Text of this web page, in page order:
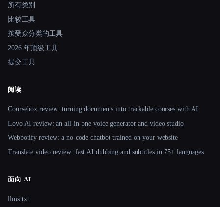
所有类别
比较工具
按受众分类的工具
2026 年顶级工具
提交工具
阅读
Coursebox review: turning documents into trackable courses with AI
Lovo AI review: an all-in-one voice generator and video studio
Webbotify review: a no-code chatbot trained on your website
Translate.video review: fast AI dubbing and subtitles in 75+ languages
面向 AI
llms.txt